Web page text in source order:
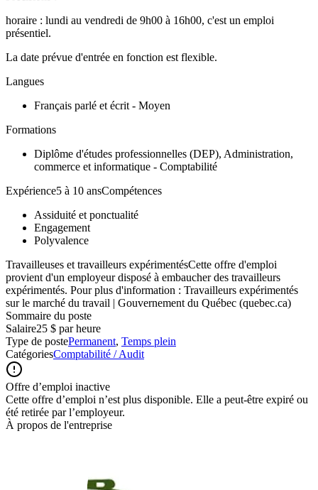
horaire : lundi au vendredi de 9h00 à 16h00, c'est un emploi
présentiel.
La date prévue d'entrée en fonction est flexible.
Langues
Français parlé et écrit - Moyen
Formations
Diplôme d'études professionnelles (DEP), Administration,
commerce et informatique - Comptabilité
Expérience5 à 10 ansCompétences
Assiduité et ponctualité
Engagement
Polyvalence
Travailleuses et travailleurs expérimentésCette offre d'emploi
provient d'un employeur disposé à embaucher des travailleurs
expérimentés. Pour plus d'information : Travailleurs expérimentés
sur le marché du travail | Gouvernement du Québec (quebec.ca)
Sommaire du poste
Salaire25 $ par heure
Type de postePermanent, Temps plein
CatégoriesComptabilité / Audit
Offre d’emploi inactive
Cette offre d’emploi n’est plus disponible. Elle a peut-être expiré ou
été retirée par l’employeur.
À propos de l'entreprise